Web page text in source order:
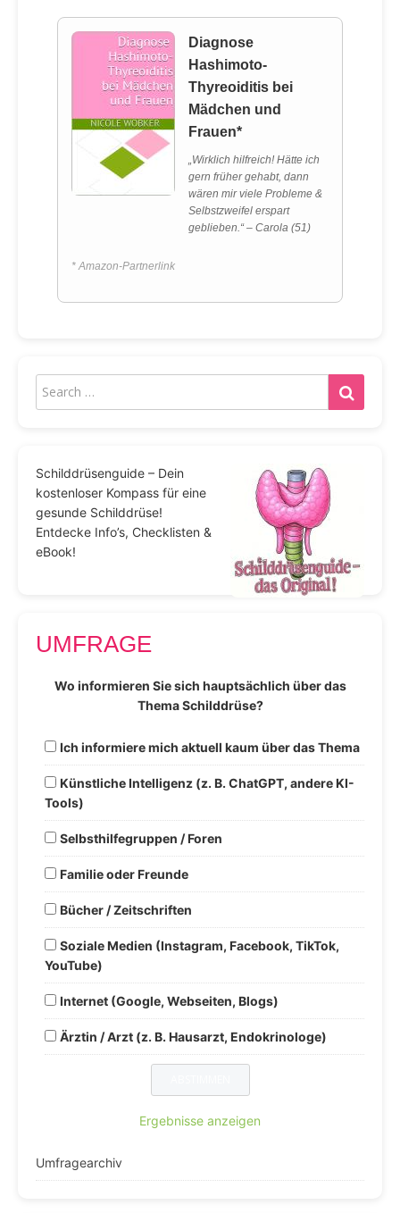
Diagnose
Hashimoto-
Thyreoiditis bei
Mädchen und
Frauen*
„Wirklich hilfreich! Hätte ich
gern früher gehabt, dann
wären mir viele Probleme &
Selbstzweifel erspart
geblieben.“ – Carola (51)
* Amazon-Partnerlink
Schilddrüsenguide – Dein
kostenloser Kompass für eine
gesunde Schilddrüse!
Entdecke Info’s, Checklisten &
eBook!
UMFRAGE
Wo informieren Sie sich hauptsächlich über das
Thema Schilddrüse?
Ich informiere mich aktuell kaum über das Thema
Künstliche Intelligenz (z. B. ChatGPT, andere KI-
Tools)
Selbsthilfegruppen / Foren
Familie oder Freunde
Bücher / Zeitschriften
Soziale Medien (Instagram, Facebook, TikTok,
YouTube)
Internet (Google, Webseiten, Blogs)
Ärztin / Arzt (z. B. Hausarzt, Endokrinologe)
Ergebnisse anzeigen
Umfragearchiv